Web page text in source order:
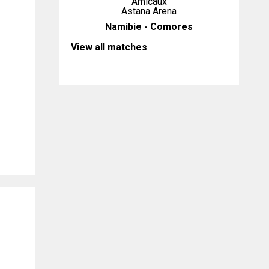
Astana Arena
Namibie - Comores
View all matches